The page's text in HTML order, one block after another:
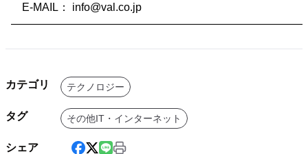
E-MAIL： info@val.co.jp
カテゴリ テクノロジー
タグ その他IT・インターネット
シェア